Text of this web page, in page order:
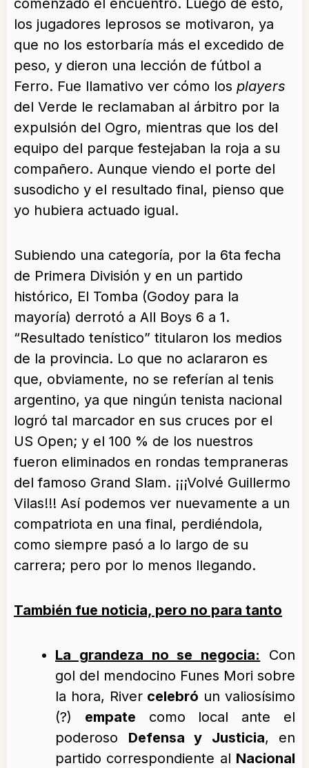
comenzado el encuentro. Luego de ésto,
los jugadores leprosos se motivaron, ya
que no los estorbaría más el excedido de
peso, y dieron una lección de fútbol a
Ferro. Fue llamativo ver cómo los players
del Verde le reclamaban al árbitro por la
expulsión del Ogro, mientras que los del
equipo del parque festejaban la roja a su
compañero. Aunque viendo el porte del
susodicho y el resultado final, pienso que
yo hubiera actuado igual.
Subiendo una categoría, por la 6ta fecha
de Primera División y en un partido
histórico, El Tomba (Godoy para la
mayoría) derrotó a All Boys 6 a 1.
“Resultado tenístico” titularon los medios
de la provincia. Lo que no aclararon es
que, obviamente, no se referían al tenis
argentino, ya que ningún tenista nacional
logró tal marcador en sus cruces por el
US Open; y el 100 % de los nuestros
fueron eliminados en rondas tempraneras
del famoso Grand Slam. ¡¡¡Volvé Guillermo
Vilas!!! Así podemos ver nuevamente a un
compatriota en una final, perdiéndola,
como siempre pasó a lo largo de su
carrera; pero por lo menos llegando.
También fue noticia, pero no para tanto
La grandeza no se negocia: Con
gol del mendocino Funes Mori sobre
la hora, River celebró un valiosísimo
(?) empate como local ante el
poderoso Defensa y Justicia, en
partido correspondiente al Nacional